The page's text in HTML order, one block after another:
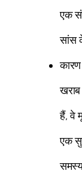
एक
सांस
कारण
हैं, वे
एक